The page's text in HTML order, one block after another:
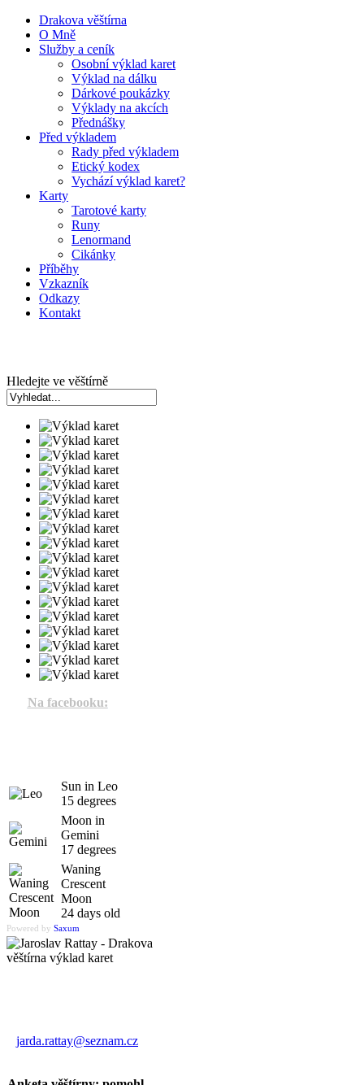
Drakova věštírna
O Mně
Služby a ceník
Osobní výklad karet
Výklad na dálku
Dárkové poukázky
Výklady na akcích
Přednášky
Před výkladem
Rady před výkladem
Etický kodex
Vychází výklad karet?
Karty
Tarotové karty
Runy
Lenormand
Cikánky
Příběhy
Vzkazník
Odkazy
Kontakt
Hledejte ve věštírně
Na facebooku:
Sun in Leo
15 degrees
Moon in
Gemini
17 degrees
Waning
Crescent
Moon
24 days old
Powered by Saxum
jarda.rattay@seznam.cz